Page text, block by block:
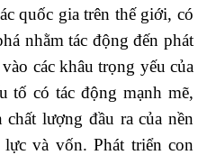
quốc gia trên thế giới, có
nhằm tác động đến phát
các khâu trọng yếu của
tố có tác động mạnh mẽ,
lượng đầu ra của nền
và vốn. Phát triển con